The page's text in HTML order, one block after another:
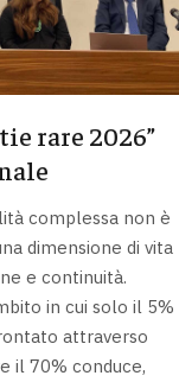
rare 2026”
complessa non è
dimensione di vita
e continuità.
in cui solo il 5%
attraverso
il 70% conduce,